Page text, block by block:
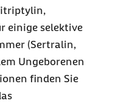
einige selektive
(Sertralin,
Ungeborenen
finden Sie